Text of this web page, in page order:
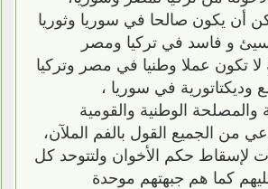
أن يكون صالحا في سوريا وثوريا
سيئ و فاسد في تركيا ومصر
لا تكون عملا وطنيا في مصر وتركيا
وديكتاتورية في سوريا ،
والمصلحة الوطنية والقومية
من الجميع القول بالفم الملآن،
لإسقاط حكم الأخوان ولتتوحد كل
كما هم جبهتهم موحدة